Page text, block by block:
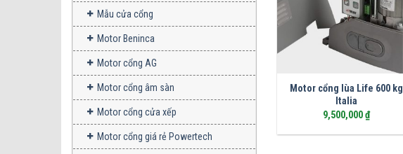
Mẫu cửa cổng
Motor Beninca
Motor cổng AG
Motor cổng âm sàn
Motor cổng cửa xếp
Motor cổng giá rẻ Powertech
Motor cổng lùa Life 600 kg
Italia
9,500,000₫